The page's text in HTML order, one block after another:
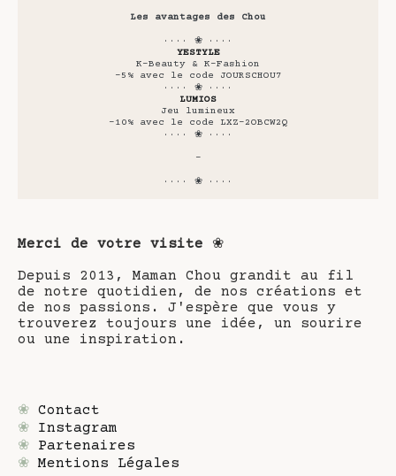
Les avantages des Chou
···· ❀ ····
YESTYLE
K-Beauty & K-Fashion
-5% avec le code JOURSCHOU7
···· ❀ ····
LUMIOS
Jeu lumineux
-10% avec le code LXZ-2OBCW2Q
···· ❀ ····
-
···· ❀ ····
Merci de votre visite ❀
Depuis 2013, Maman Chou grandit au fil
de notre quotidien, de nos créations et
de nos passions. J'espère que vous y
trouverez toujours une idée, un sourire
ou une inspiration.
❀ Contact
❀ Instagram
❀ Partenaires
❀ Mentions Légales